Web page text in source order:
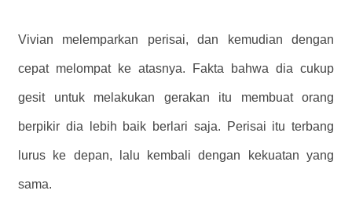
Vivian melemparkan perisai, dan kemudian dengan
cepat melompat ke atasnya. Fakta bahwa dia cukup
gesit untuk melakukan gerakan itu membuat orang
berpikir dia lebih baik berlari saja. Perisai itu terbang
lurus ke depan, lalu kembali dengan kekuatan yang
sama.